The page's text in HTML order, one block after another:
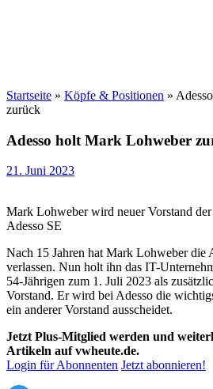
Startseite » Köpfe & Positionen »
zurück
Adesso holt Mark Lohweber
21. Juni 2023
Mark Lohweber wird neuer Vorstand
Adesso SE
Nach 15 Jahren hat Mark Lohweber die
verlassen. Nun holt ihn das IT-
54-Jährigen zum 1. Juli 2023 als
Vorstand. Er wird bei Adesso die
ein anderer Vorstand ausscheidet.
Jetzt Plus-Mitglied werden und
Artikeln auf vwheute.de.
Login für Abonnenten Jetzt abonnieren!